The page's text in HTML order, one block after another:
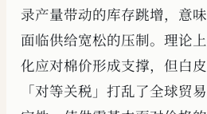
录产量带动的库存跳增，意
面临供给宽松的压制。理论
化应对棉价形成支撑，但白
「对等关税」打乱了全球贸